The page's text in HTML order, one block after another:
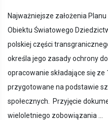
Najważniejsze założenia
Obiektu Światowego
polskiej części
określa jego zasady ochrony
opracowanie składające się ze
przygotowane na podstawie
społecznych. Przyjęcie
wieloletniego zobowiązania ...